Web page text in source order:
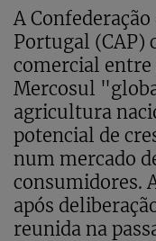
A
Portugal (CAP)
comercial entre
Mercosul
agricultura
potencial de
num mercado
consumidores.
após
reunida na